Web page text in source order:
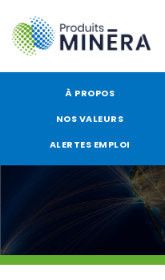
À PROPOS
NOS VALEURS
ALERTES EMPLOI